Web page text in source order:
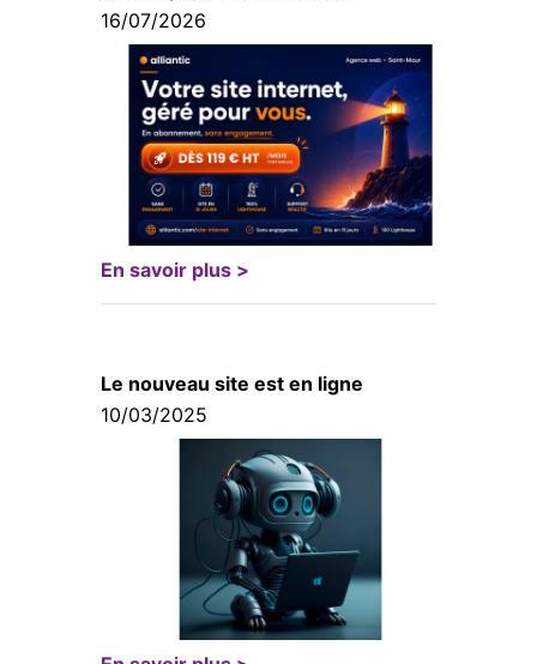
16/07/2026
En savoir plus >
Le nouveau site est en ligne
10/03/2025